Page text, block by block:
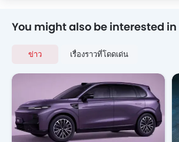
You might also be interested in
ข่าว เรื่องราวที่โดดเด่น